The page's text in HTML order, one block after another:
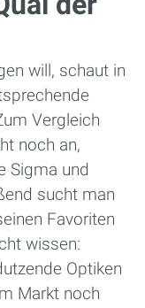
will, schaut in
Vergleich
noch an,
Sigma und
sucht man
Favoriten
wissen:
Optiken
Markt noch